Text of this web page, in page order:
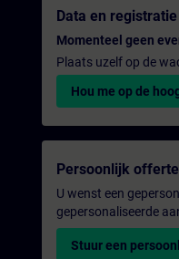
Data en registratie
Momenteel geen
Plaats uzelf op de
Hou me op de
Persoonlijk offerte
U wenst een
gepersonaliseerde
Stuur een